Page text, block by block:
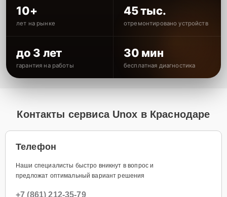
10+
лет на рынке
45 тыс.
отремонтировано устройств
до 3 лет
гарантия на работы
30 мин
бесплатная диагностика
Контакты сервиса Unox в Краснодаре
Телефон
Наши специалисты быстро вникнут в вопрос и
предложат оптимальный вариант решения
+7 (861) 212-35-79